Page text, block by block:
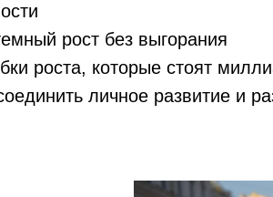
рост без выгорания
роста, которые стоят
личное развитие и